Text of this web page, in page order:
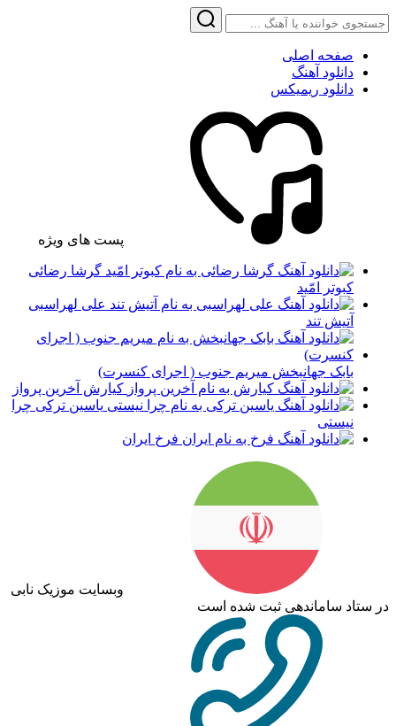
صفحه اصلی
دانلود آهنگ
دانلود ریمیکس
پست های ویژه
گرشا رضائی
کبوتر امّید
علی لهراسبی
آتیش تند
بابک جهانبخش میریم جنوب ( اجرای کنسرت)
کیارش آخرین پرواز
یاسین ترکی چرا
نیستی
فرخ ایران
وبسایت موزیک نابی
در ستاد ساماندهی ثبت شده است